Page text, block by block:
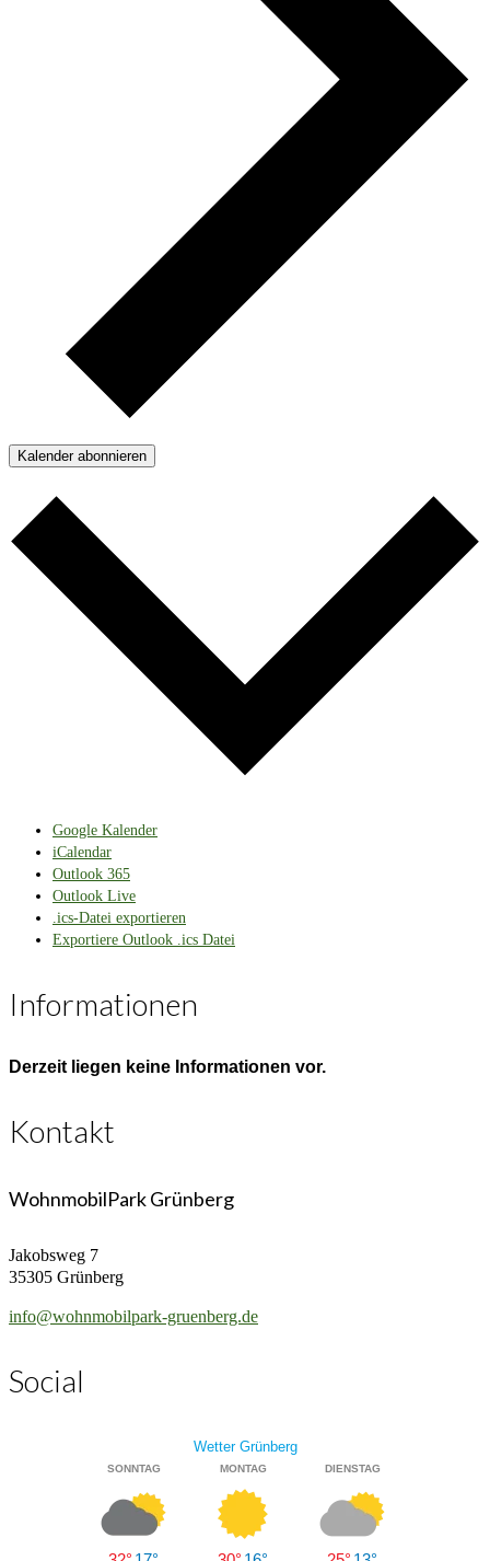
Kalender abonnieren
Google Kalender
iCalendar
Outlook 365
Outlook Live
.ics-Datei exportieren
Exportiere Outlook .ics Datei
Informationen
Derzeit liegen keine Informationen vor.
Kontakt
WohnmobilPark Grünberg
Jakobsweg 7
35305 Grünberg
info@wohnmobilpark-gruenberg.de
Social